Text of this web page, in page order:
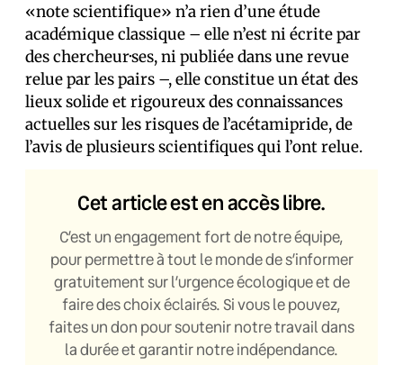
«note scientifique» n’a rien d’une étude
académique classique – elle n’est ni écrite par
des chercheur·ses, ni publiée dans une revue
relue par les pairs –, elle constitue un état des
lieux solide et rigoureux des connaissances
actuelles sur les risques de l’acétamipride, de
l’avis de plusieurs scientifiques qui l’ont relue.
Cet article est en accès libre.
C’est un engagement fort de notre équipe,
pour permettre à tout le monde de s’informer
gratuitement sur l’urgence écologique et de
faire des choix éclairés. Si vous le pouvez,
faites un don pour soutenir notre travail dans
la durée et garantir notre indépendance.